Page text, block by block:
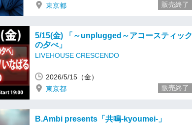
東京都
販売終了
5/15(金) 「～unplugged～アコースティック
の夕べ」
LIVEHOUSE CRESCENDO
2026/5/15（金）
東京都
販売終了
B.Ambi presents「共鳴-kyoumei-」